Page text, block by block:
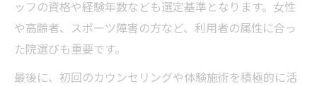
ッフの資格や経験年数なども選定基準となります。女性
や高齢者、スポーツ障害の方など、利用者の属性に合っ
た院選びも重要です。
最後に、初回のカウンセリングや体験施術を積極的に活